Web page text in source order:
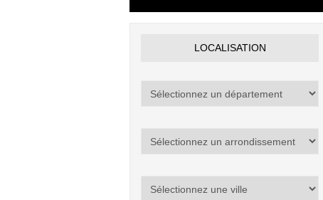
LOCALISATION